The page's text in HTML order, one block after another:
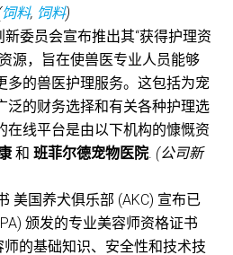
饲料, 饲料)
委员会宣布推出其“获得护理资
源，旨在使兽医专业人员能够
多的兽医护理服务。这包括为宠
泛的财务选择和有关各种护理选
在线平台是由以下机构的慷慨资
和 班菲尔德宠物医院. (公司新
美国养犬俱乐部 (AKC) 宣布已
颁发的专业美容师资格证书
师的基础知识、安全性和技术技